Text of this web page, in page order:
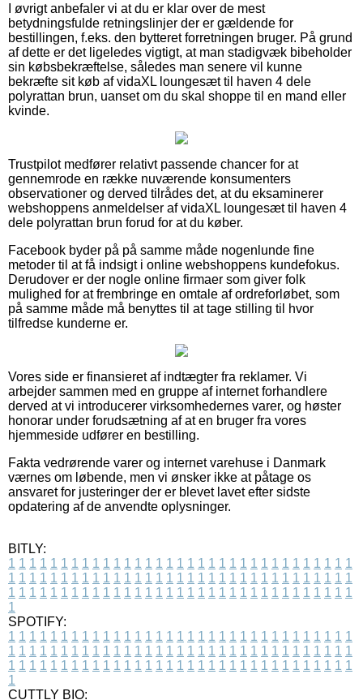
I øvrigt anbefaler vi at du er klar over de mest
betydningsfulde retningslinjer der er gældende for
bestillingen, f.eks. den bytteret forretningen bruger. På grund
af dette er det ligeledes vigtigt, at man stadigvæk bibeholder
sin købsbekræftelse, således man senere vil kunne
bekræfte sit køb af vidaXL loungesæt til haven 4 dele
polyrattan brun, uanset om du skal shoppe til en mand eller
kvinde.
Trustpilot medfører relativt passende chancer for at
gennemrode en række nuværende konsumenters
observationer og derved tilrådes det, at du eksaminerer
webshoppens anmeldelser af vidaXL loungesæt til haven 4
dele polyrattan brun forud for at du køber.
Facebook byder på på samme måde nogenlunde fine
metoder til at få indsigt i online webshoppens kundefokus.
Derudover er der nogle online firmaer som giver folk
mulighed for at frembringe en omtale af ordreforløbet, som
på samme måde må benyttes til at tage stilling til hvor
tilfredse kunderne er.
Vores side er finansieret af indtægter fra reklamer. Vi
arbejder sammen med en gruppe af internet forhandlere
derved at vi introducerer virksomhedernes varer, og høster
honorar under forudsætning af at en bruger fra vores
hjemmeside udfører en bestilling.
Fakta vedrørende varer og internet varehuse i Danmark
værnes om løbende, men vi ønsker ikke at påtage os
ansvaret for justeringer der er blevet lavet efter sidste
opdatering af de anvendte oplysninger.
BITLY:
1 1 1 1 1 1 1 1 1 1 1 1 1 1 1 1 1 1 1 1 1 1 1 1 1 1 1 1 1 1 1 1 1
1 1 1 1 1 1 1 1 1 1 1 1 1 1 1 1 1 1 1 1 1 1 1 1 1 1 1 1 1 1 1 1 1
1 1 1 1 1 1 1 1 1 1 1 1 1 1 1 1 1 1 1 1 1 1 1 1 1 1 1 1 1 1 1 1 1
1
SPOTIFY:
1 1 1 1 1 1 1 1 1 1 1 1 1 1 1 1 1 1 1 1 1 1 1 1 1 1 1 1 1 1 1 1 1
1 1 1 1 1 1 1 1 1 1 1 1 1 1 1 1 1 1 1 1 1 1 1 1 1 1 1 1 1 1 1 1 1
1 1 1 1 1 1 1 1 1 1 1 1 1 1 1 1 1 1 1 1 1 1 1 1 1 1 1 1 1 1 1 1 1
1
CUTTLY BIO: